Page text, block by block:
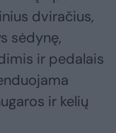
dviračius,
sėdynę,
ir pedalais
ir kelių